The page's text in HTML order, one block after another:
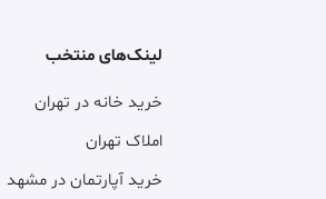
لینک‌های منتخب
خرید خانه در تهران
املاک تهران
خرید آپارتمان در مشهد